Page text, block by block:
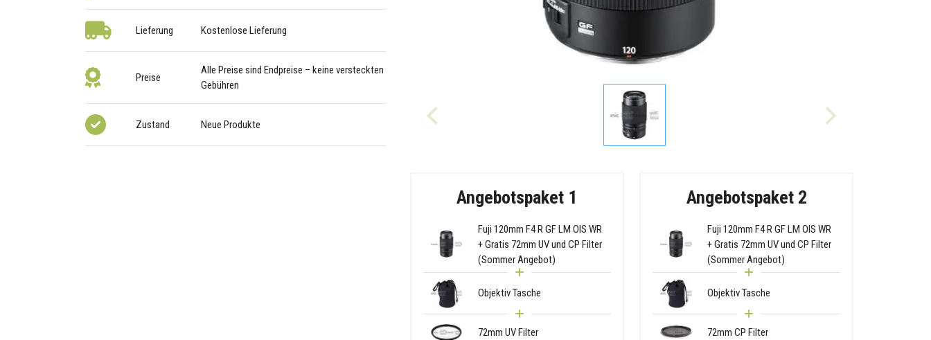
Lieferung Kostenlose Lieferung
Preise
Alle Preise sind Endpreise – keine versteckten
Gebühren
Zustand Neue Produkte
Angebotspaket 1
Fuji 120mm F4 R GF LM OIS WR
+ Gratis 72mm UV und CP Filter
(Sommer Angebot)
Objektiv Tasche
72mm UV Filter
Angebotspaket 2
Fuji 120mm F4 R GF LM OIS WR
+ Gratis 72mm UV und CP Filter
(Sommer Angebot)
Objektiv Tasche
72mm CP Filter